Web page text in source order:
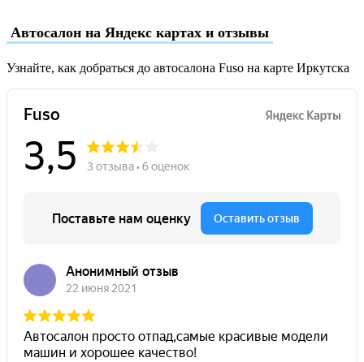
Автосалон на Яндекс картах и отзывы
Узнайте, как добраться до автосалона Fuso на карте Иркутска